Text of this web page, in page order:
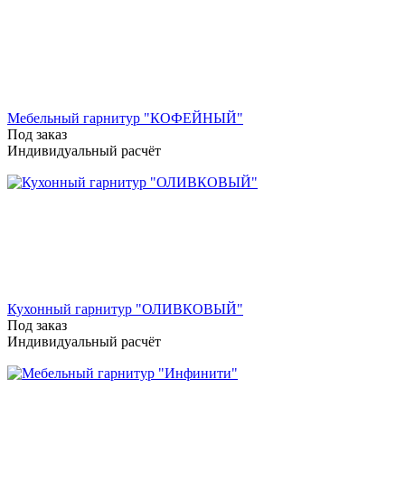
Мебельный гарнитур "КОФЕЙНЫЙ"
Под заказ
Индивидуальный расчёт
Кухонный гарнитур "ОЛИВКОВЫЙ"
Под заказ
Индивидуальный расчёт